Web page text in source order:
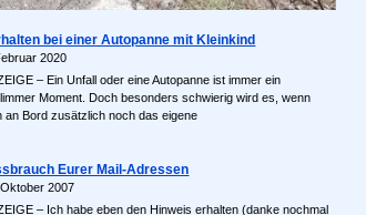
bei einer Autopanne mit Kleinkind
2020
– Ein Unfall oder eine Autopanne ist immer ein
Moment. Doch besonders schwierig wird es, wenn
an Bord zusätzlich noch das eigene
Eurer Mail-Adressen
2007
– Ich habe eben den Hinweis erhalten (danke nochmal